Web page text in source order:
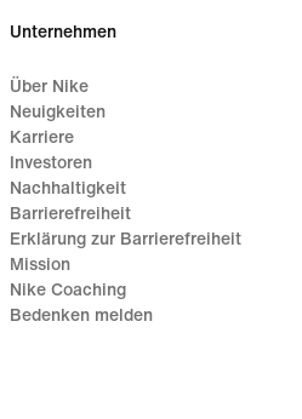
Unternehmen
Über Nike
Neuigkeiten
Karriere
Investoren
Nachhaltigkeit
Barrierefreiheit
Erklärung zur Barrierefreiheit
Mission
Nike Coaching
Bedenken melden